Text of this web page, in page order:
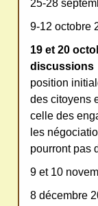
25-28
9-12 octobre
19 et 20
discussions
position
des citoyens
celle des
les
pourront pas
9 et 10
8 décembre